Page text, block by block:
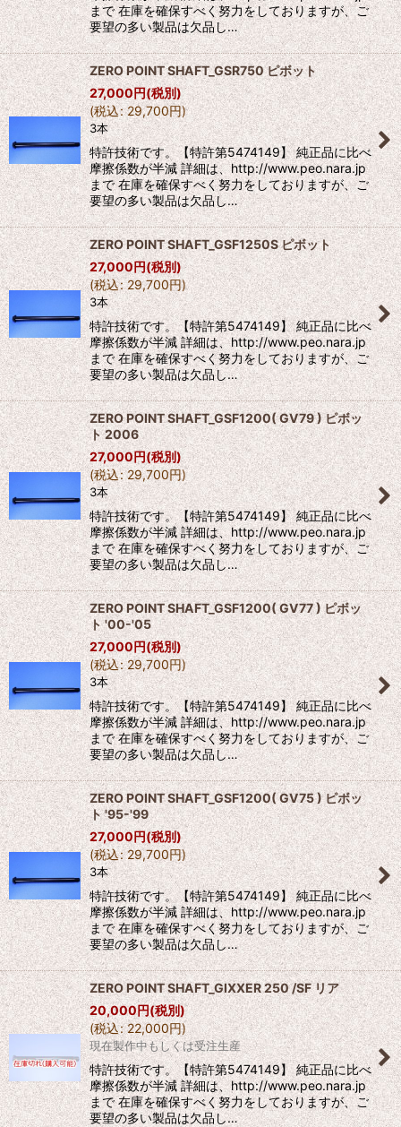
まで 在庫を確保すべく努力をしておりますが、ご
要望の多い製品は欠品し…
ZERO POINT SHAFT_GSR750 ピボット
27,000円(税別)
(税込: 29,700円)
3本
特許技術です。【特許第5474149】 純正品に比べ
摩擦係数が半減 詳細は、http://www.peo.nara.jp
まで 在庫を確保すべく努力をしておりますが、ご
要望の多い製品は欠品し…
ZERO POINT SHAFT_GSF1250S ピボット
27,000円(税別)
(税込: 29,700円)
3本
特許技術です。【特許第5474149】 純正品に比べ
摩擦係数が半減 詳細は、http://www.peo.nara.jp
まで 在庫を確保すべく努力をしておりますが、ご
要望の多い製品は欠品し…
ZERO POINT SHAFT_GSF1200( GV79 ) ピボッ
ト 2006
27,000円(税別)
(税込: 29,700円)
3本
特許技術です。【特許第5474149】 純正品に比べ
摩擦係数が半減 詳細は、http://www.peo.nara.jp
まで 在庫を確保すべく努力をしておりますが、ご
要望の多い製品は欠品し…
ZERO POINT SHAFT_GSF1200( GV77 ) ピボッ
ト '00-'05
27,000円(税別)
(税込: 29,700円)
3本
特許技術です。【特許第5474149】 純正品に比べ
摩擦係数が半減 詳細は、http://www.peo.nara.jp
まで 在庫を確保すべく努力をしておりますが、ご
要望の多い製品は欠品し…
ZERO POINT SHAFT_GSF1200( GV75 ) ピボッ
ト '95-'99
27,000円(税別)
(税込: 29,700円)
3本
特許技術です。【特許第5474149】 純正品に比べ
摩擦係数が半減 詳細は、http://www.peo.nara.jp
まで 在庫を確保すべく努力をしておりますが、ご
要望の多い製品は欠品し…
ZERO POINT SHAFT_GIXXER 250 /SF リア
20,000円(税別)
(税込: 22,000円)
現在製作中もしくは受注生産
特許技術です。【特許第5474149】 純正品に比べ
摩擦係数が半減 詳細は、http://www.peo.nara.jp
まで 在庫を確保すべく努力をしておりますが、ご
要望の多い製品は欠品し…